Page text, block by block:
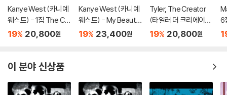
Kanye West (카니예
웨스트) - 1집 The Col
lege Dropout
19% 20,800원
Kanye West (카니예
웨스트) - My Beautif
ul Dark Twisted Fant
19% 23,400원
Tyler, The Creator
(타일러 더 크리에이
터) - 5집 Igor
19% 20,800원
6
이 분야 신상품